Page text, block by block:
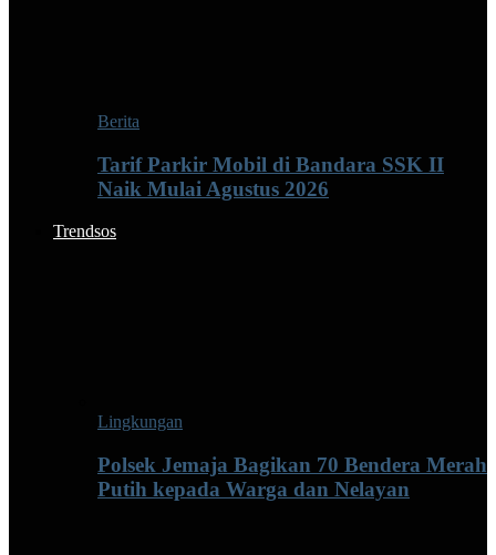
Berita
Tarif Parkir Mobil di Bandara SSK II
Naik Mulai Agustus 2026
Trendsos
Lingkungan
Polsek Jemaja Bagikan 70 Bendera Merah
Putih kepada Warga dan Nelayan